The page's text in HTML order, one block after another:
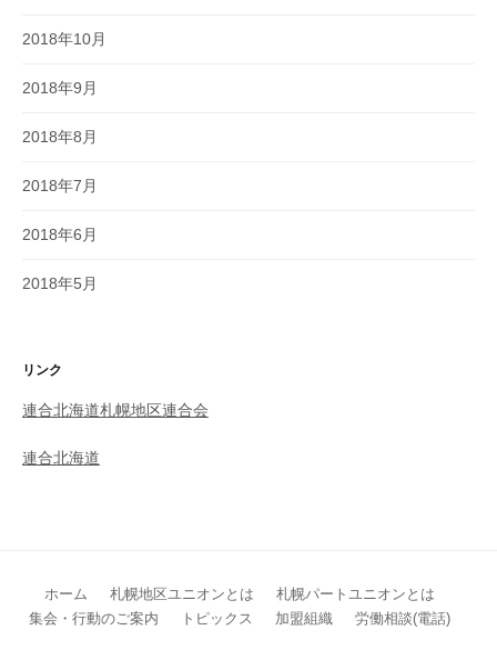
2018年10月
2018年9月
2018年8月
2018年7月
2018年6月
2018年5月
リンク
連合北海道札幌地区連合会
連合北海道
ホーム 札幌地区ユニオンとは
札幌パートユニオンとは
集会・行動のご案内
トピックス 加盟組織 労働相談(電話)